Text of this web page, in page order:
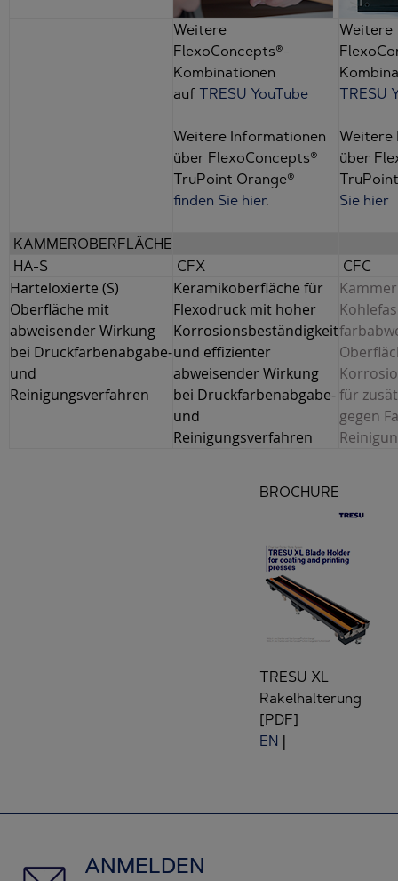
Weitere
FlexoConcepts®-
Kombinationen
auf TRESU YouTube
Weitere Informationen
über FlexoConcepts®
TruPoint Orange®
finden Sie hier.
Weitere
TRESU
Weitere
über
Sie hier
KAMMEROBERFLÄCHE
HA-S
CFX CFC
Harteloxierte (S)
Oberfläche mit
abweisender Wirkung
bei Druckfarbenabgabe-
und
Reinigungsverfahren
Keramikoberfläche für
Flexodruck mit hoher
Korrosionsbeständigkeit
und effizienter
abweisender Wirkung
bei Druckfarbenabgabe-
und
Reinigungsverfahren
für
gegen
BROCHURE
TRESU XL
Rakelhalterung
[PDF]
EN |
ANMELDEN